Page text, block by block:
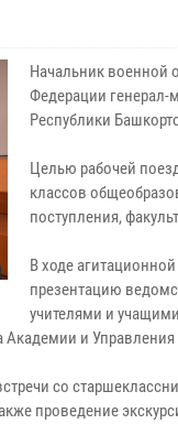
Начальник военной
Федерации генерал-
Республики
Целью рабочей
классов
поступления,
В ходе
презентацию
учителями и
и
со
проведение